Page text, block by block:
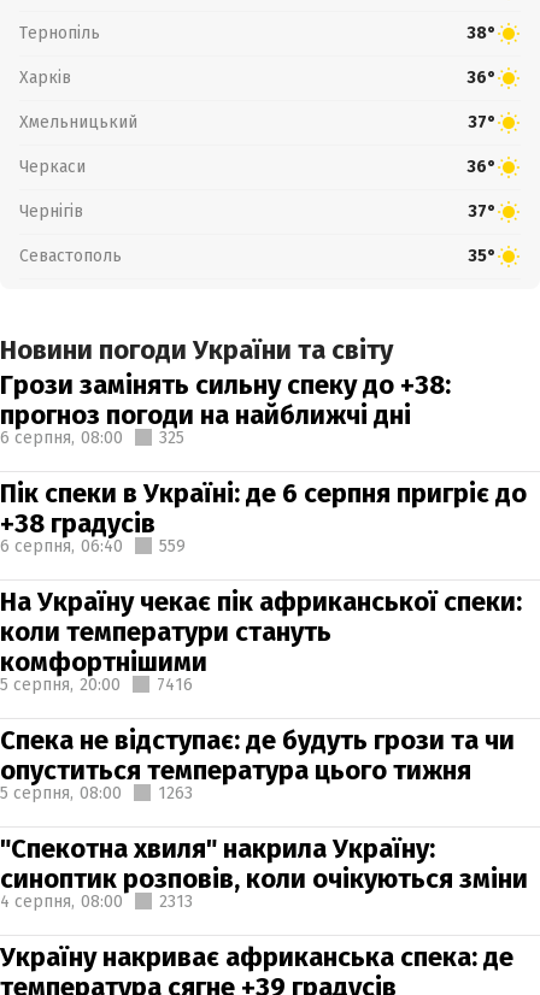
Тернопіль 38°
Харків 36°
Хмельницький 37°
Черкаси 36°
Чернігів 37°
Севастополь 35°
Новини погоди України та світу
Грози замінять сильну спеку до +38:
прогноз погоди на найближчі дні
6 серпня, 08:00 325
Пік спеки в Україні: де 6 серпня пригріє до
+38 градусів
6 серпня, 06:40 559
На Україну чекає пік африканської спеки:
коли температури стануть
комфортнішими
5 серпня, 20:00 7416
Спека не відступає: де будуть грози та чи
опуститься температура цього тижня
5 серпня, 08:00 1263
"Спекотна хвиля" накрила Україну:
синоптик розповів, коли очікуються зміни
4 серпня, 08:00 2313
Україну накриває африканська спека: де
температура сягне +39 градусів